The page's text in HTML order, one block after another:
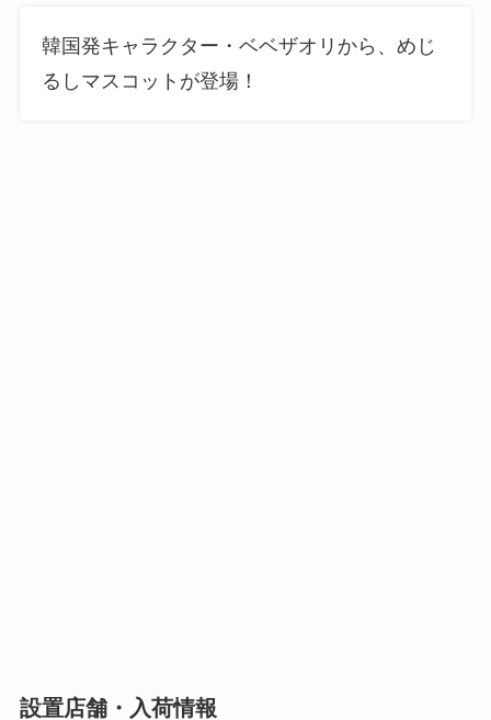
韓国発キャラクター・ベベザオリから、めじ
るしマスコットが登場！
設置店舗・入荷情報